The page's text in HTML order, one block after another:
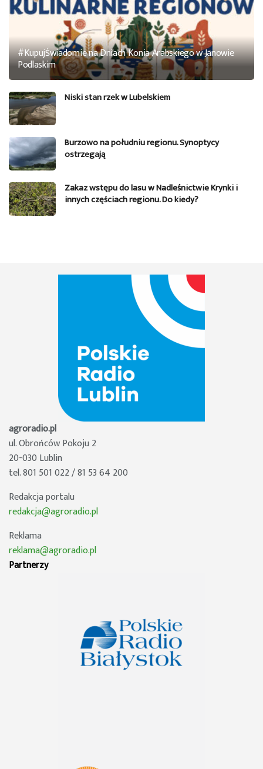
#KupujŚwiadomie na Dniach Konia Arabskiego w Janowie
Podlaskim
Niski stan rzek w Lubelskiem
Burzowo na południu regionu. Synoptycy
ostrzegają
Zakaz wstępu do lasu w Nadleśnictwie Krynki i
innych częściach regionu. Do kiedy?
agroradio.pl
ul. Obrońców Pokoju 2
20-030 Lublin
tel. 801 501 022 / 81 53 64 200
Redakcja portalu
redakcja@agroradio.pl
Reklama
reklama@agroradio.pl
Partnerzy